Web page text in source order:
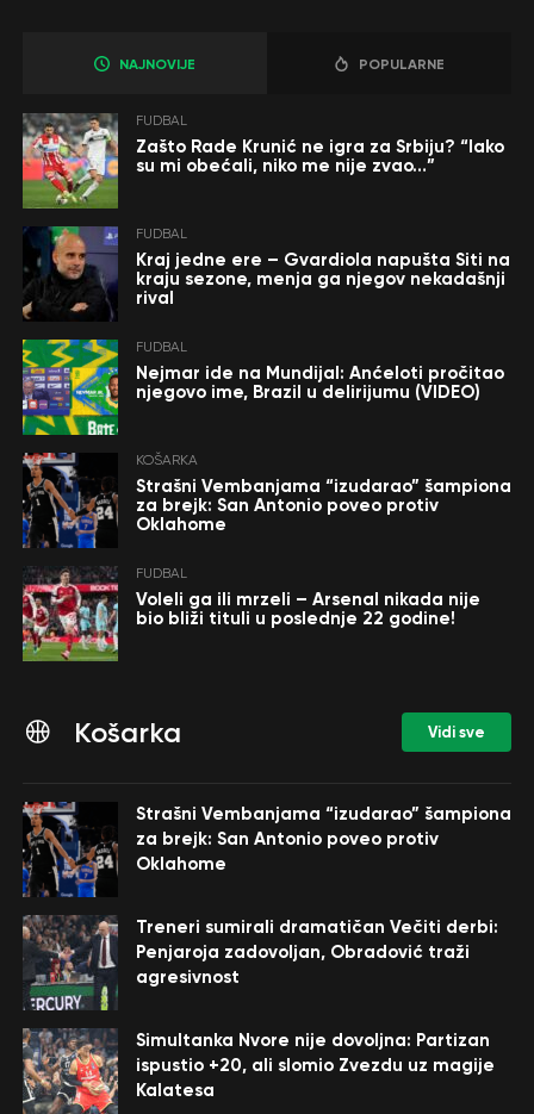
NAJNOVIJE POPULARNE
FUDBAL
Zašto Rade Krunić ne igra za Srbiju? “Iako
su mi obećali, niko me nije zvao…”
FUDBAL
Kraj jedne ere – Gvardiola napušta Siti na
kraju sezone, menja ga njegov nekadašnji
rival
FUDBAL
Nejmar ide na Mundijal: Anćeloti pročitao
njegovo ime, Brazil u delirijumu (VIDEO)
KOŠARKA
Strašni Vembanjama “izudarao” šampiona
za brejk: San Antonio poveo protiv
Oklahome
FUDBAL
Voleli ga ili mrzeli – Arsenal nikada nije
bio bliži tituli u poslednje 22 godine!
Košarka Vidi sve
Strašni Vembanjama “izudarao” šampiona
za brejk: San Antonio poveo protiv
Oklahome
Treneri sumirali dramatičan Večiti derbi:
Penjaroja zadovoljan, Obradović traži
agresivnost
Simultanka Nvore nije dovoljna: Partizan
ispustio +20, ali slomio Zvezdu uz magije
Kalatesa